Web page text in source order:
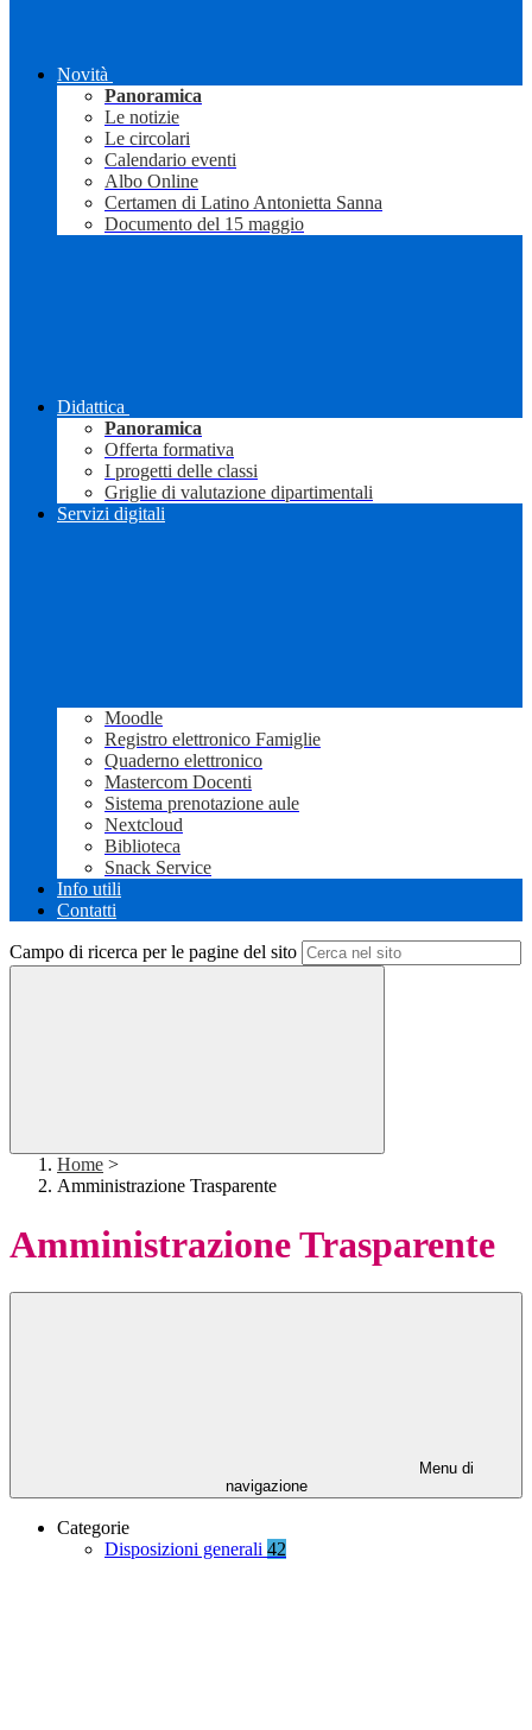
Novità
Panoramica
Le notizie
Le circolari
Calendario eventi
Albo Online
Certamen di Latino Antonietta Sanna
Documento del 15 maggio
Didattica
Panoramica
Offerta formativa
I progetti delle classi
Griglie di valutazione dipartimentali
Servizi digitali
Moodle
Registro elettronico Famiglie
Quaderno elettronico
Mastercom Docenti
Sistema prenotazione aule
Nextcloud
Biblioteca
Snack Service
Info utili
Contatti
Campo di ricerca per le pagine del sito
Home >
Amministrazione Trasparente
Amministrazione Trasparente
Menu di
navigazione
Categorie
Disposizioni generali 42